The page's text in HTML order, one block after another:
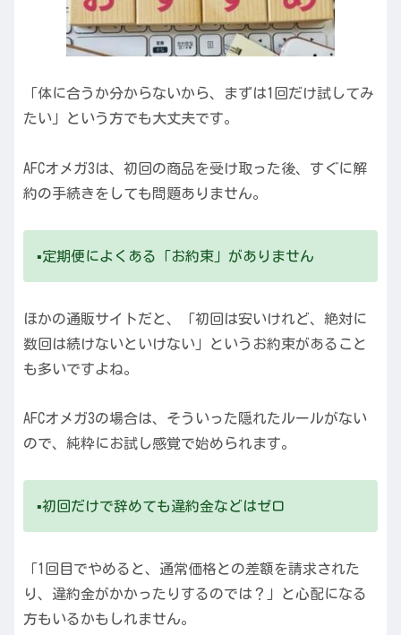
「体に合うか分からないから、まずは1回だけ試してみ
たい」という方でも大丈夫です。
AFCオメガ3は、初回の商品を受け取った後、すぐに解
約の手続きをしても問題ありません。
▪️定期便によくある「お約束」がありません
ほかの通販サイトだと、「初回は安いけれど、絶対に
数回は続けないといけない」というお約束があること
も多いですよね。
AFCオメガ3の場合は、そういった隠れたルールがない
ので、純粋にお試し感覚で始められます。
▪️初回だけで辞めても違約金などはゼロ
「1回目でやめると、通常価格との差額を請求された
り、違約金がかかったりするのでは？」と心配になる
方もいるかもしれません。